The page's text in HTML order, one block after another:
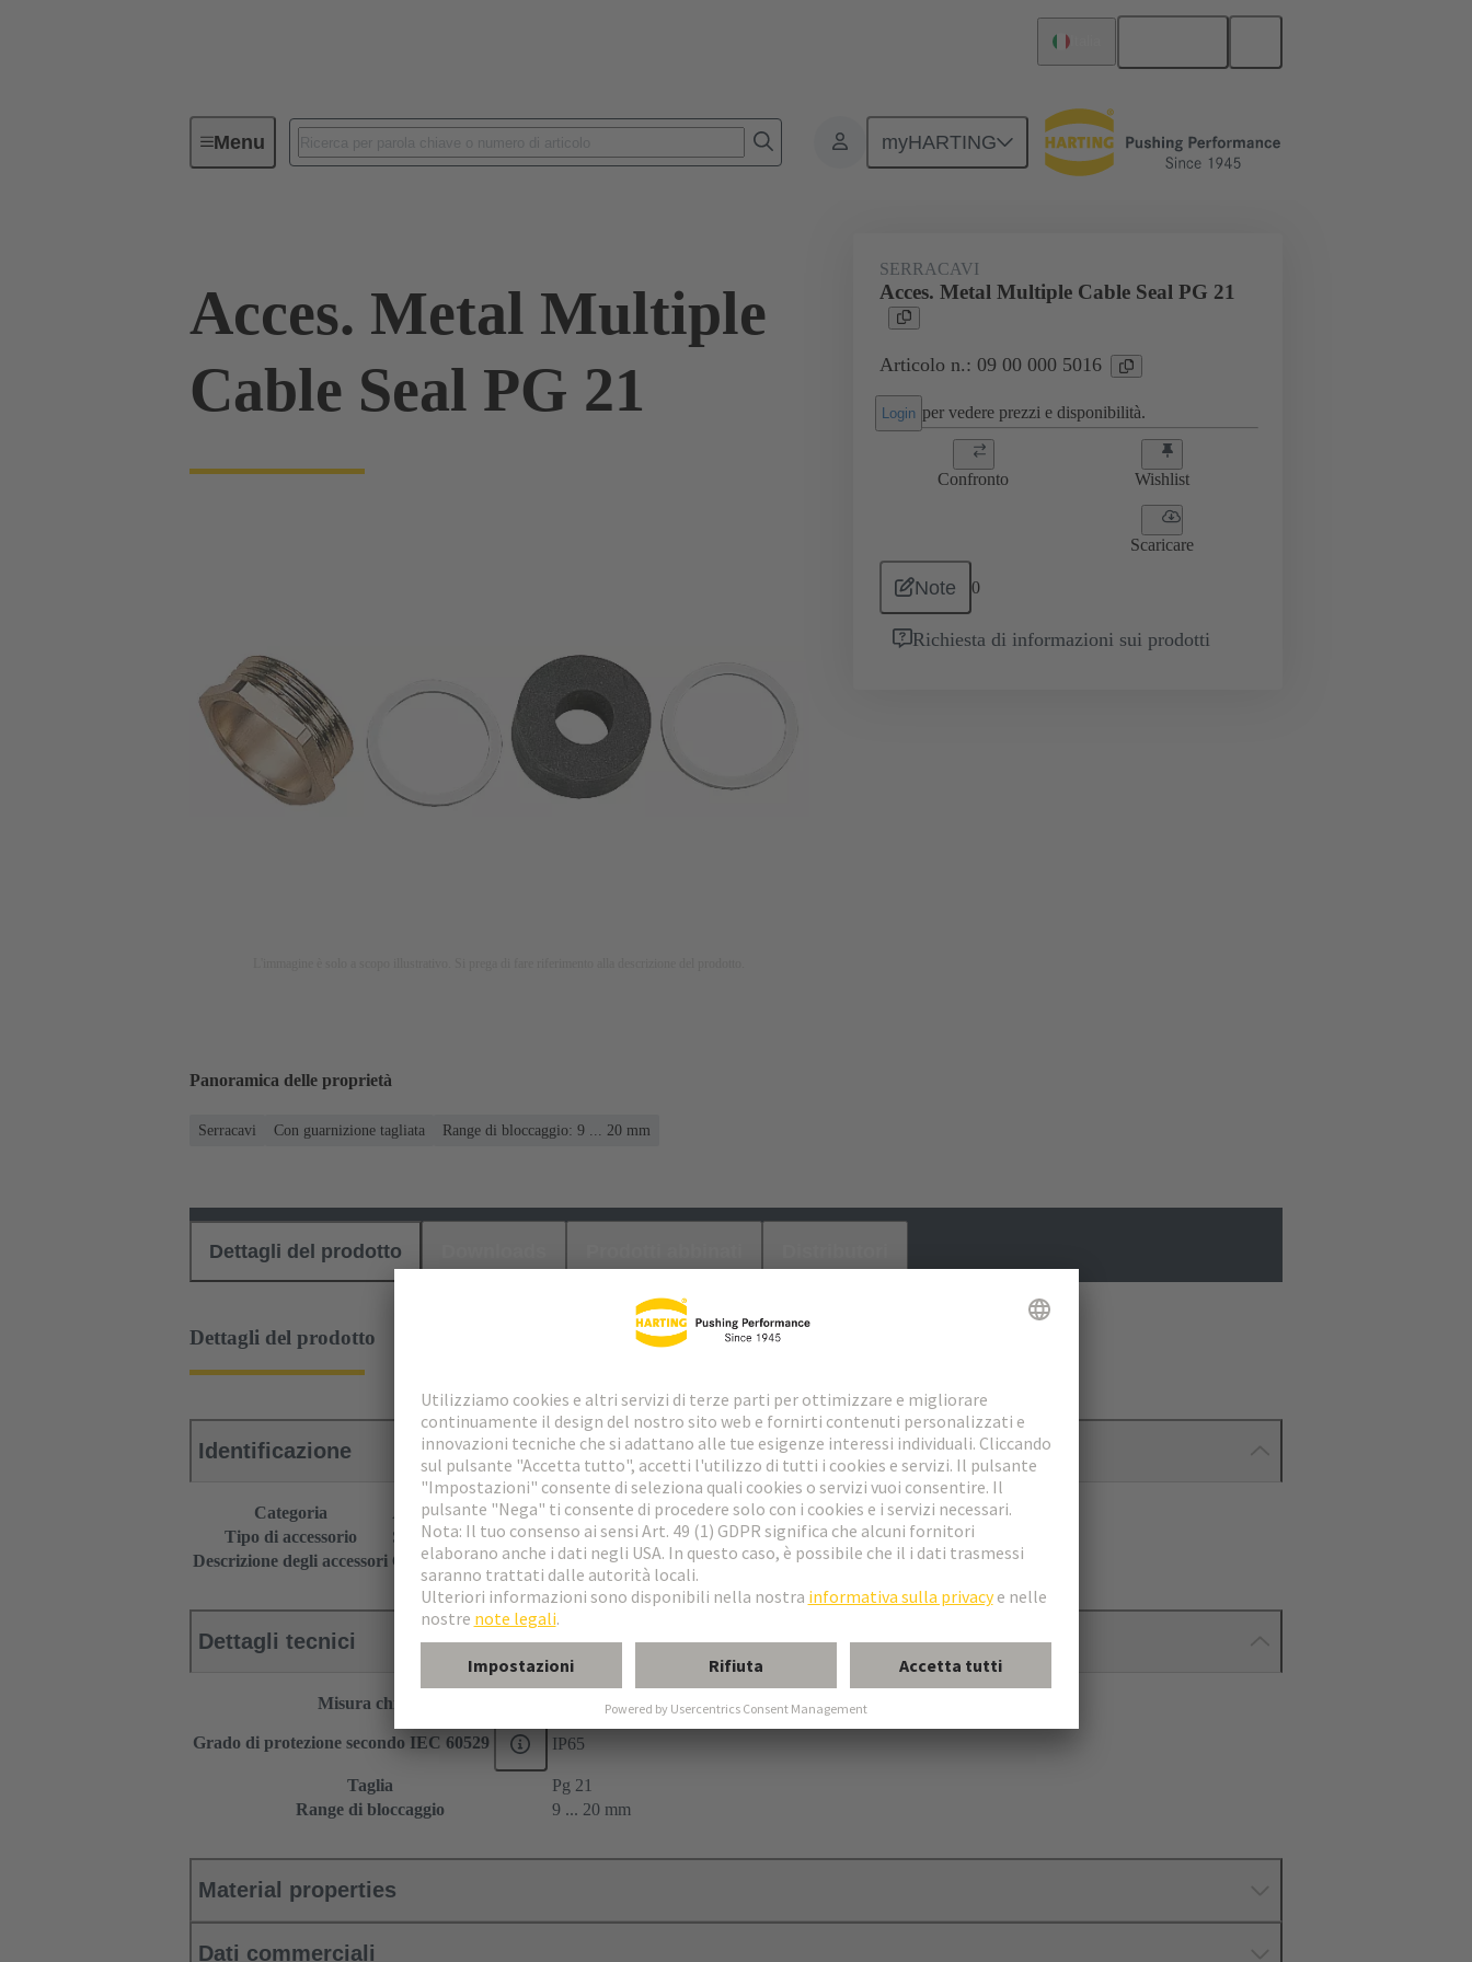
Menu myHARTING
Connettori Industriali / Han® Accessori Pressacavi 09 00 000 5016
Acces. Metal Multiple
Cable Seal PG 21
SERRACAVI
Acces. Metal Multiple Cable Seal PG 21
Articolo n.: 09 00 000 5016
Login per vedere prezzi e disponibilità.
Confronto Wishlist
Scaricare
Note 0
Richiesta di informazioni sui prodotti
Panoramica delle proprietà
Serracavi Con guarnizione tagliata Range di bloccaggio: 9 ... 20 mm
Dettagli del prodotto
Dettagli del prodotto
Identificazione
Categoria
Accessori
Tipo di accessorio
Serracavi
Descrizione degli accessori Con guarnizione tagliata
Dettagli tecnici
Misura chiave
Grado di protezione secondo IEC 60529 IP65
Taglia
Pg 21
Range di bloccaggio
9 ... 20 mm
Material properties
Dati commerciali